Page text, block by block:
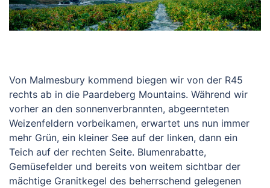
Von Malmesbury kommend biegen wir von der R45
rechts ab in die Paardeberg Mountains. Während wir
vorher an den sonnenverbrannten, abgeernteten
Weizenfeldern vorbeikamen, erwartet uns nun immer
mehr Grün, ein kleiner See auf der linken, dann ein
Teich auf der rechten Seite. Blumenrabatte,
Gemüsefelder und bereits von weitem sichtbar der
mächtige Granitkegel des beherrschend gelegenen